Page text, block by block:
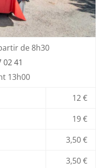
de 8h30
02 41
13h00
12 €
19 €
3,50 €
3,50 €